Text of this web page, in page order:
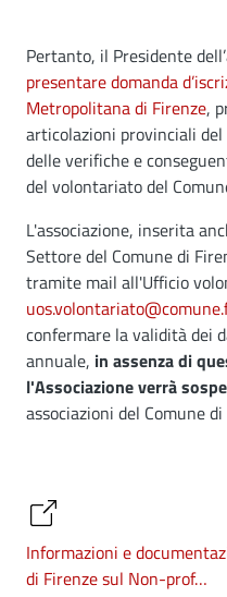
Pertanto, il Presidente
presentare domanda
Metropolitana di Firenze,
articolazioni provinciali
delle verifiche e
del volontariato del
L'associazione, inserita
Settore del Comune di
tramite mail all'Ufficio
confermare la validità dei
annuale, in assenza di
l'Associazione verrà
associazioni del Comune
Informazioni e
di Firenze sul Non-prof…